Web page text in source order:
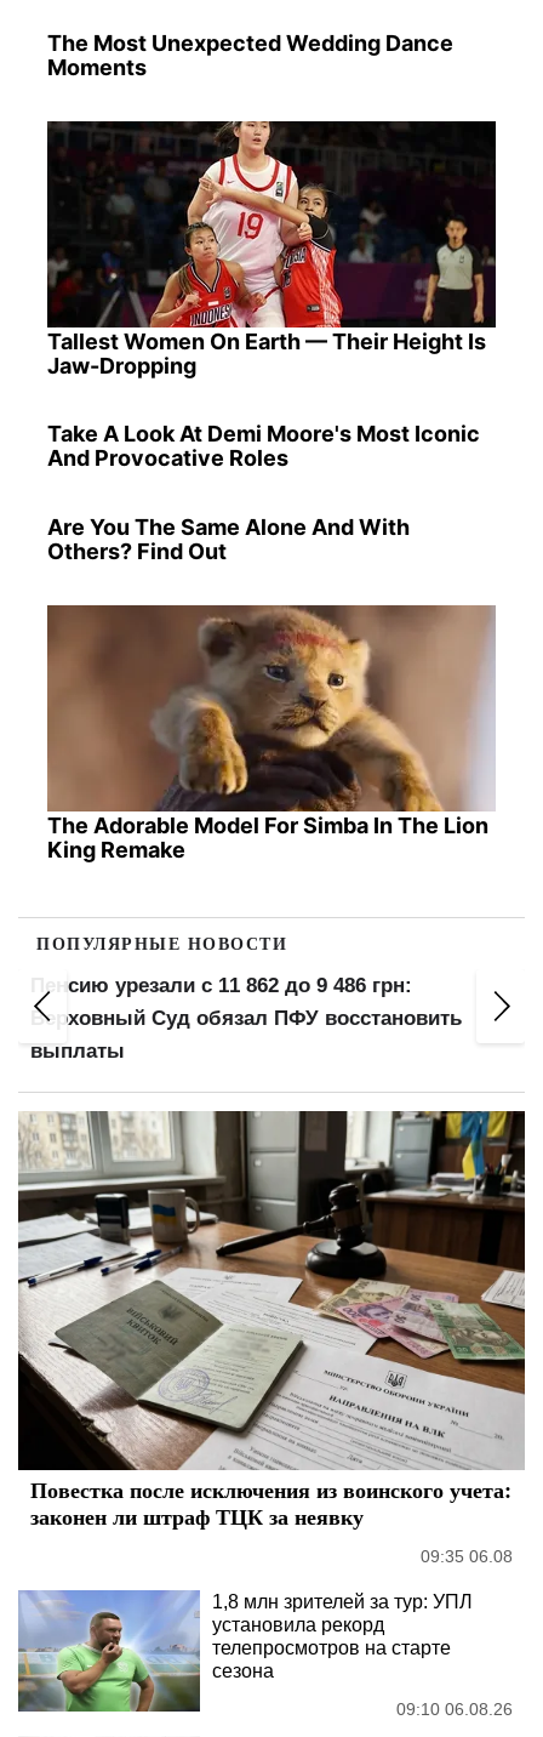
The Most Unexpected Wedding Dance
Moments
Tallest Women On Earth — Their Height Is
Jaw-Dropping
Take A Look At Demi Moore's Most Iconic
And Provocative Roles
Are You The Same Alone And With
Others? Find Out
The Adorable Model For Simba In The Lion
King Remake
ПОПУЛЯРНЫЕ НОВОСТИ
5 лет тюрьмы несмотря на бронирование: суд
вынес приговор за уклонение от мобилизации
Повестка после исключения из воинского учета:
законен ли штраф ТЦК за неявку
09:35 06.08
1,8 млн зрителей за тур: УПЛ
установила рекорд
телепросмотров на старте
сезона
09:10 06.08.26